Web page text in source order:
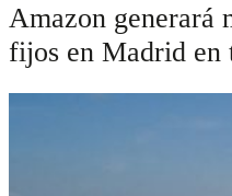
Amazon generará
fijos en Madrid en